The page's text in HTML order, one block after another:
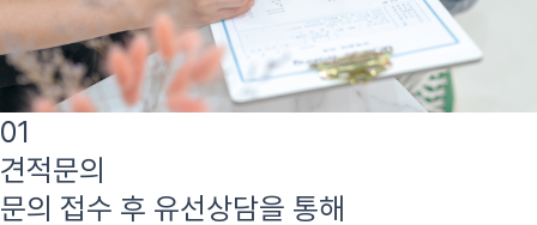
01
견적문의
문의 접수 후 유선상담을 통해